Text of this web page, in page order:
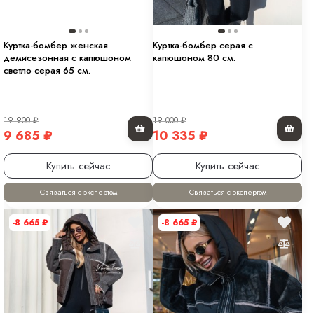
Куртка-бомбер женская
демисезонная с капюшоном
светло серая 65 см.
19 900₽
9 685 ₽
Купить сейчас
Связаться с экспертом
Куртка-бомбер серая с
капюшоном 80 см.
19 000₽
10 335 ₽
Купить сейчас
Связаться с экспертом
-8 665 ₽ -8 665 ₽